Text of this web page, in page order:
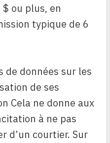
ou plus, en
typique de 6
de données sur les
de ses
Cela ne donne aux
à ne pas
d’un courtier. Sur